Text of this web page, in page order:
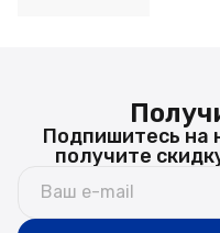
Подпишитесь на
получите